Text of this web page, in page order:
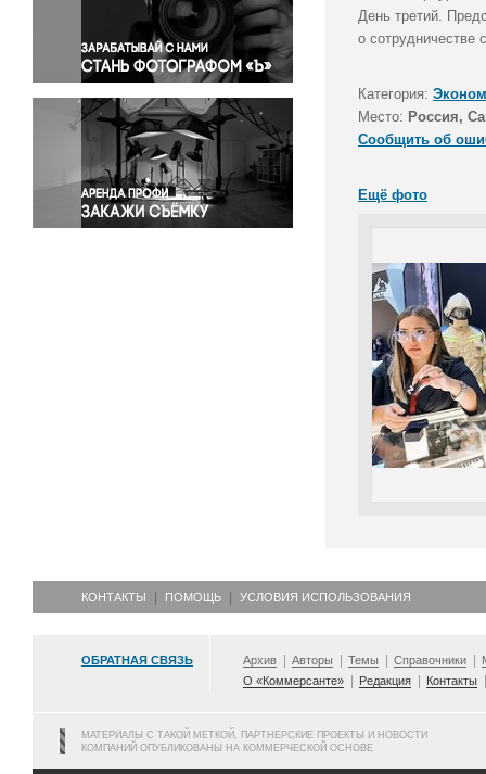
Правосудие
Происшествия и конфликты
Религия
Светская жизнь
Спорт
Экология
Экономика и бизнес
День третий.
о сотрудничестве
Категория:
Место: Россия,
Сообщить об
Ещё фото
КОНТАКТЫ ПОМОЩЬ УСЛОВИЯ ИСПОЛЬЗОВАНИЯ
ОБРАТНАЯ СВЯЗЬ Архив Авторы Темы Справочники
О «Коммерсанте»
Редакция Контакты
МАТЕРИАЛЫ С ТАКОЙ МЕТКОЙ, ПАРТНЕРСКИЕ ПРОЕКТЫ И НОВОСТИ
КОМПАНИЙ ОПУБЛИКОВАНЫ НА КОММЕРЧЕСКОЙ ОСНОВЕ